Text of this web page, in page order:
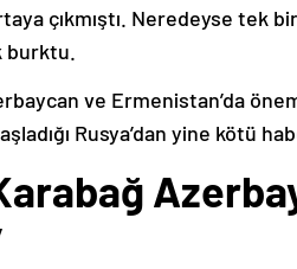
çıkmıştı. Neredeyse tek
burktu.
ve Ermenistan’da
Rusya’dan yine kötü